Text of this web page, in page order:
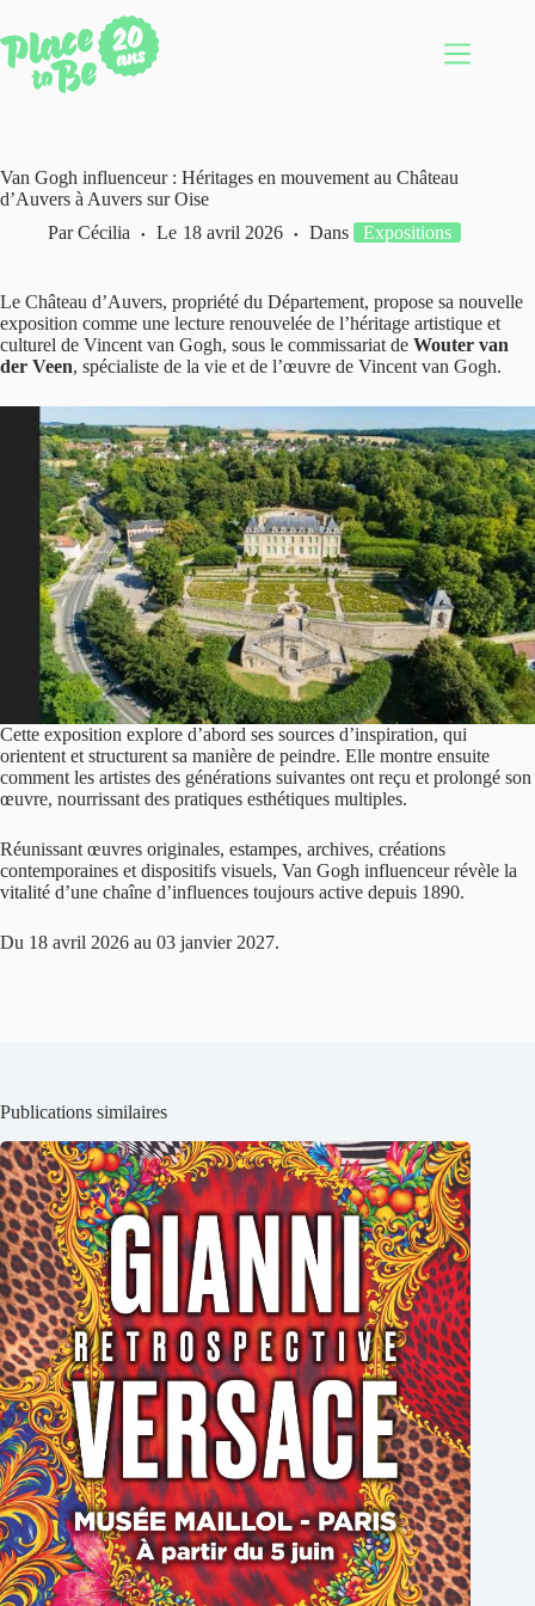
au
contenu
Van Gogh influenceur : Héritages en mouvement au Château
d’Auvers à Auvers sur Oise
Par Cécilia Le 18 avril 2026 Dans Expositions
Le Château d’Auvers, propriété du Département, propose sa nouvelle
exposition comme une lecture renouvelée de l’héritage artistique et
culturel de Vincent van Gogh, sous le commissariat de Wouter van
der Veen, spécialiste de la vie et de l’œuvre de Vincent van Gogh.
Cette exposition explore d’abord ses sources d’inspiration, qui
orientent et structurent sa manière de peindre. Elle montre ensuite
comment les artistes des générations suivantes ont reçu et prolongé son
œuvre, nourrissant des pratiques esthétiques multiples.
Réunissant œuvres originales, estampes, archives, créations
contemporaines et dispositifs visuels, Van Gogh influenceur révèle la
vitalité d’une chaîne d’influences toujours active depuis 1890.
Du 18 avril 2026 au 03 janvier 2027.
Publications similaires